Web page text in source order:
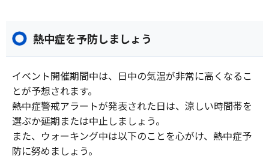
熱中症を予防しましょう
イベント開催期間中は、日中の気温が非常に高くなるこ
とが予想されます。
熱中症警戒アラートが発表された日は、涼しい時間帯を
選ぶか延期または中止しましょう。
また、ウォーキング中は以下のことを心がけ、熱中症予
防に努めましょう。